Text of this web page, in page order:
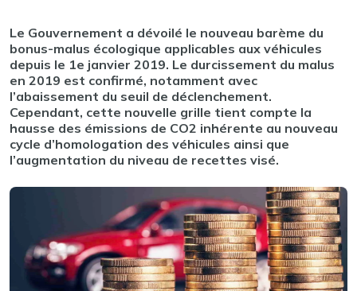
Le Gouvernement a dévoilé le nouveau barème du
bonus-malus écologique applicables aux véhicules
depuis le 1e janvier 2019. Le durcissement du malus
en 2019 est confirmé, notamment avec
l’abaissement du seuil de déclenchement.
Cependant, cette nouvelle grille tient compte la
hausse des émissions de CO2 inhérente au nouveau
cycle d’homologation des véhicules ainsi que
l’augmentation du niveau de recettes visé.